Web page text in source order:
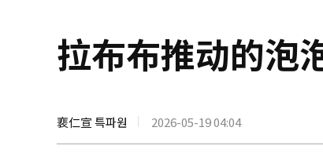
拉布布推动的泡
裵仁宣 특파원 2026-05-19 04:04